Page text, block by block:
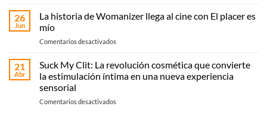
online
en
Sexualité
elegir
práctica
tipo
26
Jun
La historia de Womanizer llega al cine con El placer es
mío
Comentarios desactivadosen
historia
Womanizer
al
21
Abr
Suck My Clit: La revolución cosmética que convierte
la estimulación íntima en una nueva experiencia
sensorial
Comentarios desactivadosen